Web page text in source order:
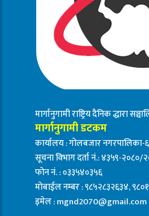
मार्गानुगामी राष्ट्रिय दैनिक द्धारा
मार्गानुगामी डटकम
कार्यालय : गोलबजार नगरपालिका-
सूचना विभाग दर्ता नं.: ४३५९-२०८०/
फोन नं. : ०३३५४०३५६
मोबाईल नम्बर : ९८५२८३२६३४,
इमेल :mgnd2070@gmail.com